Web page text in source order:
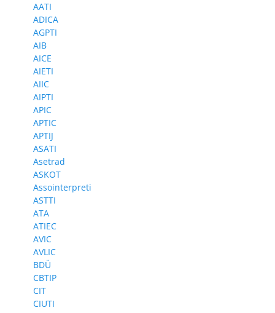
AATI
ADICA
AGPTI
AIB
AICE
AIETI
AIIC
AIPTI
APIC
APTIC
APTIJ
ASATI
Asetrad
ASKOT
Assointerpreti
ASTTI
ATA
ATIEC
AVIC
AVLIC
BDÜ
CBTIP
CIT
CIUTI